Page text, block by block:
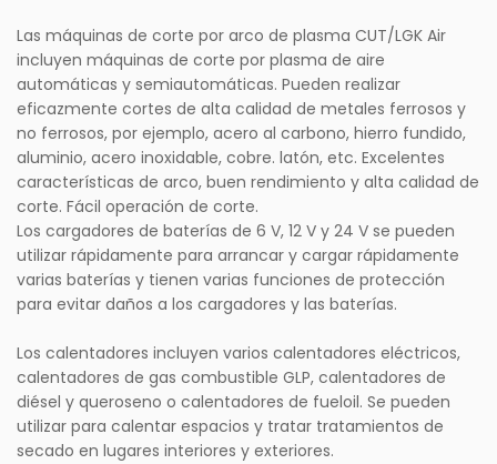
Las máquinas de corte por arco de plasma CUT/LGK Air
incluyen máquinas de corte por plasma de aire
automáticas y semiautomáticas. Pueden realizar
eficazmente cortes de alta calidad de metales ferrosos y
no ferrosos, por ejemplo, acero al carbono, hierro fundido,
aluminio, acero inoxidable, cobre. latón, etc. Excelentes
características de arco, buen rendimiento y alta calidad de
corte. Fácil operación de corte.
Los cargadores de baterías de 6 V, 12 V y 24 V se pueden
utilizar rápidamente para arrancar y cargar rápidamente
varias baterías y tienen varias funciones de protección
para evitar daños a los cargadores y las baterías.
Los calentadores incluyen varios calentadores eléctricos,
calentadores de gas combustible GLP, calentadores de
diésel y queroseno o calentadores de fueloil. Se pueden
utilizar para calentar espacios y tratar tratamientos de
secado en lugares interiores y exteriores.